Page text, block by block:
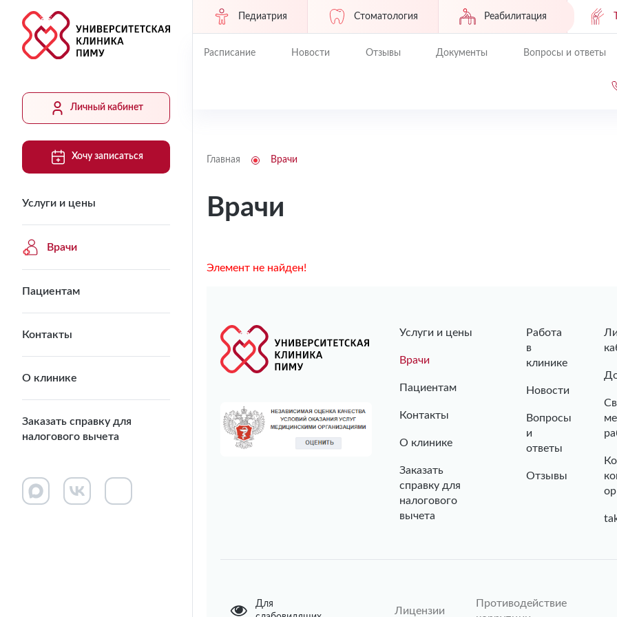
Личный кабинет
Хочу записаться
Услуги и цены
Врачи
Пациентам
Контакты
О клинике
Заказать справку для
налогового вычета
Педиатрия Стоматология Реабилитация
Расписание Новости Отзывы Документы Вопросы и ответы
Главная Врачи
Врачи
Элемент не найден!
Услуги и цены
Врачи
Пациентам
Контакты
О клинике
Заказать
справку для
налогового
вычета
Работа
в
клинике
Новости
Вопросы
и
ответы
Отзывы
Для
Лицензии
Противодействие